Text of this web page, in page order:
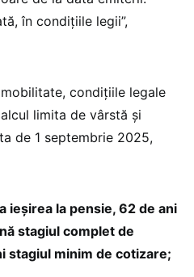
în condițiile legii”,
condiţiile legale
limita de vârstă şi
de 1 septembrie 2025,
ieșirea la pensie, 62 de ani
stagiul complet de
stagiul minim de cotizare;